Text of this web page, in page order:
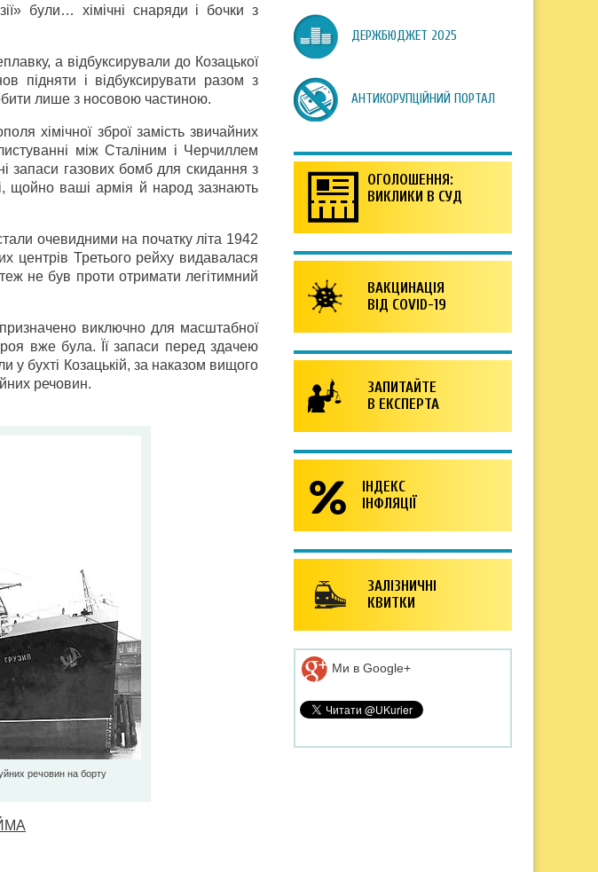
були… хімічні снаряди і бочки з
а відбуксирували до Козацької
підняти і відбуксирувати разом з
лише з носовою частиною.
хімічної зброї замість звичайних
між Сталіним і Черчиллем
запаси газових бомб для скидання з
щойно ваші армія й народ зазнають
очевидними на початку літа 1942
центрів Третього рейху видавалася
не був проти отримати легітимний
виключно для масштабної
вже була. Її запаси перед здачею
у бухті Козацькій, за наказом вищого
речовин.
речовин на борту
ДЕРЖБЮДЖЕТ 2025
АНТИКОРУПЦІЙНИЙ ПОРТАЛ
ОГОЛОШЕННЯ:
ВИКЛИКИ В СУД
ВАКЦИНАЦІЯ
ВІД COVID-19
ЗАПИТАЙТЕ
В ЕКСПЕРТА
ІНДЕКС
ІНФЛЯЦІЇ
ЗАЛІЗНИЧНІ
КВИТКИ
Ми в Google+